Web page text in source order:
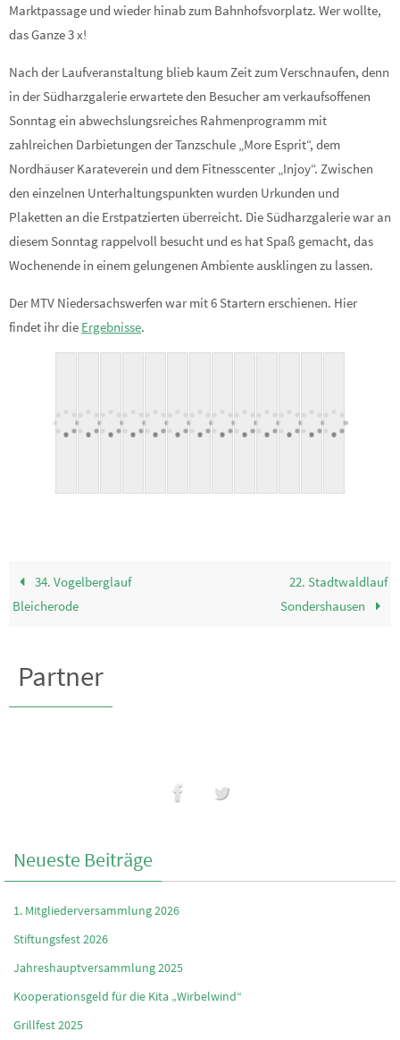
Marktpassage und wieder hinab zum Bahnhofsvorplatz. Wer wollte,
das Ganze 3 x!
Nach der Laufveranstaltung blieb kaum Zeit zum Verschnaufen, denn
in der Südharzgalerie erwartete den Besucher am verkaufsoffenen
Sonntag ein abwechslungsreiches Rahmenprogramm mit
zahlreichen Darbietungen der Tanzschule „More Esprit“, dem
Nordhäuser Karateverein und dem Fitnesscenter „Injoy“. Zwischen
den einzelnen Unterhaltungspunkten wurden Urkunden und
Plaketten an die Erstpatzierten überreicht. Die Südharzgalerie war an
diesem Sonntag rappelvoll besucht und es hat Spaß gemacht, das
Wochenende in einem gelungenen Ambiente ausklingen zu lassen.
Der MTV Niedersachswerfen war mit 6 Startern erschienen. Hier
findet ihr die Ergebnisse.
34. Vogelberglauf
Bleicherode
22. Stadtwaldlauf
Sondershausen
Partner
Neueste Beiträge
1. Mitgliederversammlung 2026
Stiftungsfest 2026
Jahreshauptversammlung 2025
Kooperationsgeld für die Kita „Wirbelwind“
Grillfest 2025